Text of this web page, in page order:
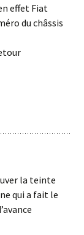
effet Fiat
du châssis
la teinte
qui a fait le